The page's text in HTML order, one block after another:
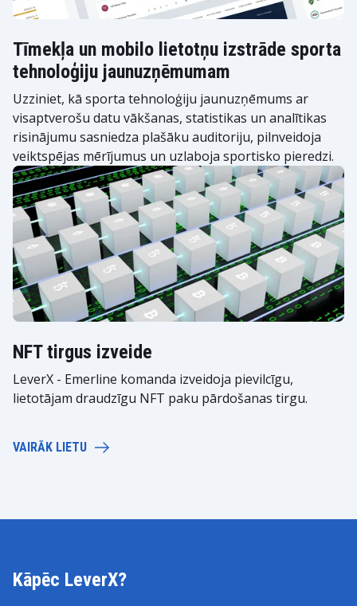
Tīmekļa un mobilo lietotņu izstrāde sporta
tehnoloģiju jaunuzņēmumam
Uzziniet, kā sporta tehnoloģiju jaunuzņēmums ar
visaptverošu datu vākšanas, statistikas un analītikas
risinājumu sasniedza plašāku auditoriju, pilnveidoja
veiktspējas mērījumus un uzlaboja sportisko pieredzi.
NFT tirgus izveide
LeverX - Emerline komanda izveidoja pievilcīgu,
lietotājam draudzīgu NFT paku pārdošanas tirgu.
VAIRĀK LIETU
Kāpēc LeverX?